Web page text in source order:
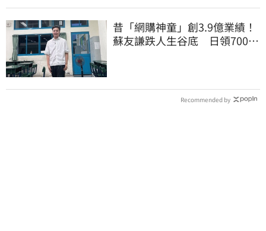
昔「網購神童」創3.9億業績！
蘇友謙跌人生谷底 日領700元
Recommended by